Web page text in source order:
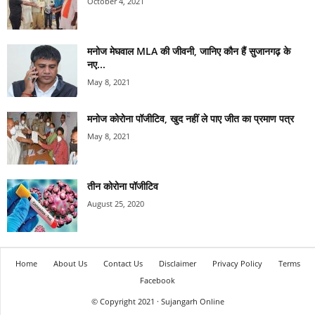
मनोज मेघवाल MLA की जीवनी, जानिए कौन हैं सुजानगढ़ के
नए...
May 8, 2021
मनोज कोरोना पॉजीटिव, खुद नहीं ले पाए जीत का प्रमाण पत्र
May 8, 2021
तीन कोरोना पॉजीटिव
August 25, 2020
Home About Us Contact Us Disclaimer Privacy Policy
Terms
Facebook
© Copyright 2021 · Sujangarh Online